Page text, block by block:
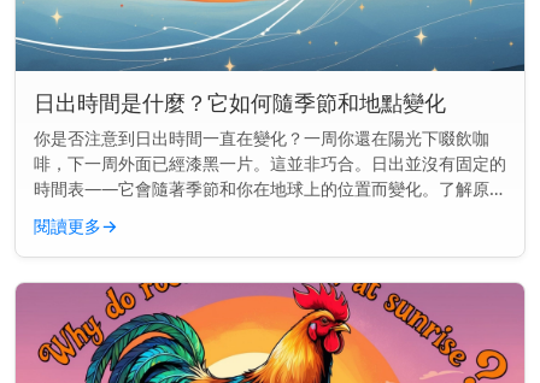
日出時間是什麼？它如何隨季節和地點變化
你是否注意到日出時間一直在變化？一周你還在陽光下啜飲咖
啡，下一周外面已經漆黑一片。這並非巧合。日出並沒有固定的
時間表——它會隨著季節和你在地球上的位置而變化。了解原因
可以幫助你更好地規劃早晨的時間，無論你是想趕在天亮時跑
步，還是想準時送孩子...
閱讀更多→